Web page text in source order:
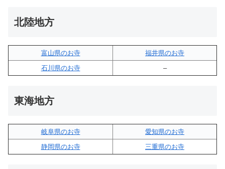
北陸地方
富山県のお寺
福井県のお寺
石川県のお寺
–
東海地方
岐阜県のお寺
愛知県のお寺
静岡県のお寺
三重県のお寺